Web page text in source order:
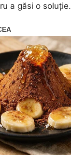
a găsi o soluție.